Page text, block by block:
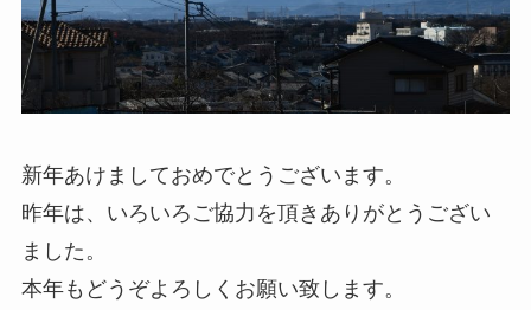
新年あけましておめでとうございます。
昨年は、いろいろご協力を頂きありがとうござい
ました。
本年もどうぞよろしくお願い致します。